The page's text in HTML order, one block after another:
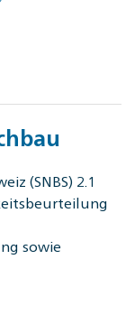
(SNBS) 2.1
sowie